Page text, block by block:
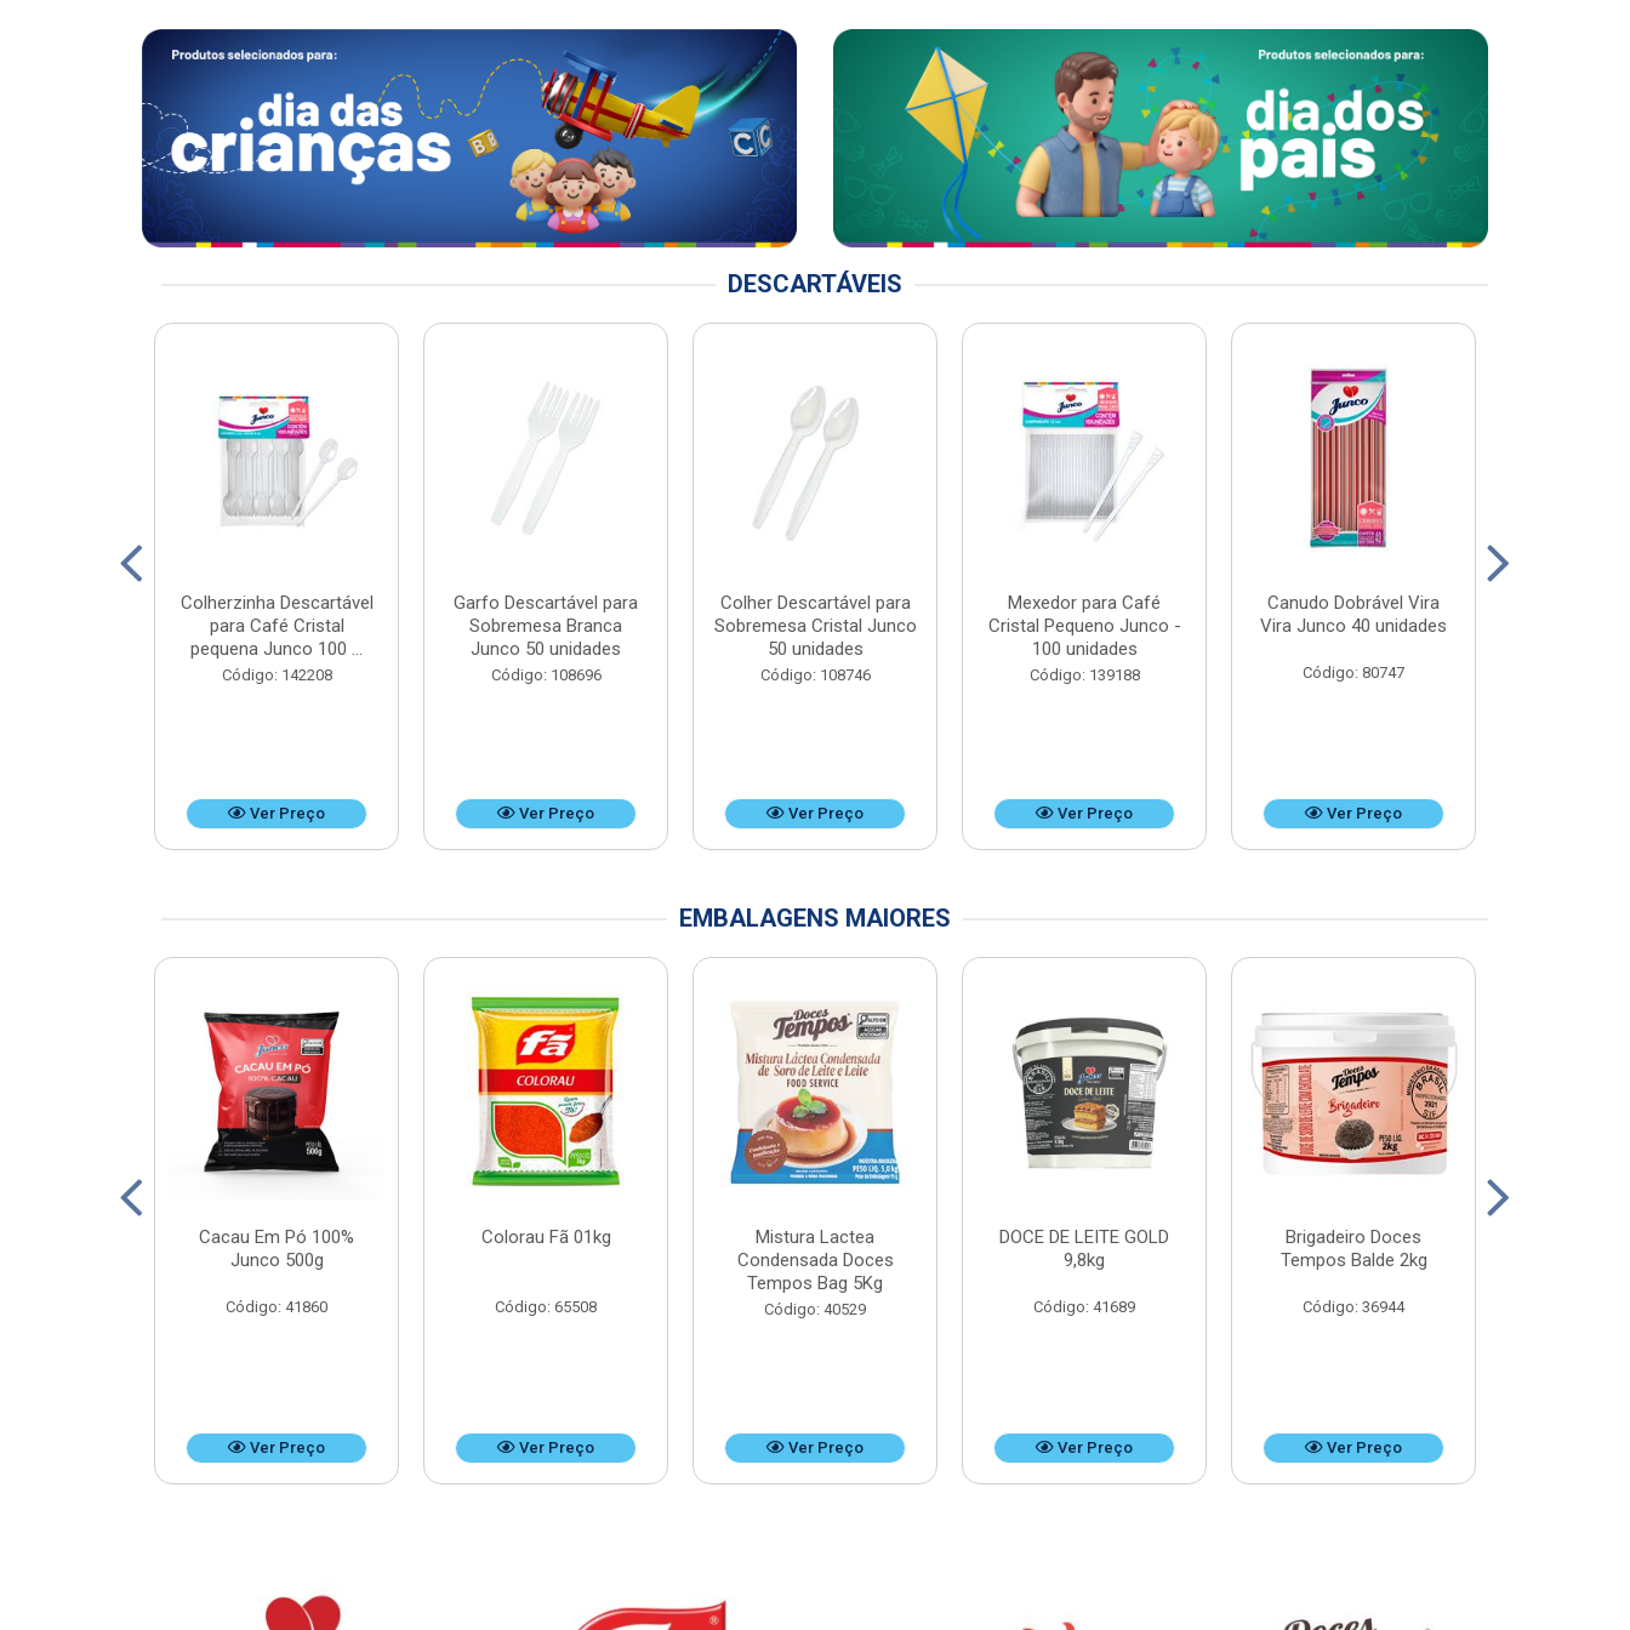
DESCARTÁVEIS
Colherzinha Descartável
para Café Cristal
pequena Junco 100 ...
Código: 142208
Ver Preço
Garfo Descartável para
Sobremesa Branca
Junco 50 unidades
Código: 108696
Ver Preço
Colher Descartável para
Sobremesa Cristal Junco
50 unidades
Código: 108746
Ver Preço
Mexedor para Café
Cristal Pequeno Junco -
100 unidades
Código: 139188
Ver Preço
Canudo Dobrável Vira
Vira Junco 40 unidades
Código: 80747
Ver Preço
EMBALAGENS MAIORES
Cacau Em Pó 100%
Junco 500g
Código: 41860
Ver Preço
Colorau Fã 01kg
Código: 65508
Ver Preço
Mistura Lactea
Condensada Doces
Tempos Bag 5Kg
Código: 40529
Ver Preço
DOCE DE LEITE GOLD
9,8kg
Código: 41689
Ver Preço
Brigadeiro Doces
Tempos Balde 2kg
Código: 36944
Ver Preço